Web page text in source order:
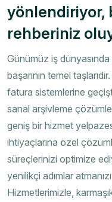
yönlendiriyor,
rehberiniz
Günümüz iş
başarının temel
fatura sistemlerine
sanal arşivleme
geniş bir hizmet
ihtiyaçlarına özel
süreçlerinizi optimize
yenilikçi adımlar
Hizmetlerimizle,